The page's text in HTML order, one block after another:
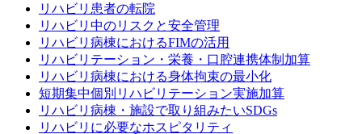
リハビリ患者の転院
リハビリ中のリスクと安全管理
リハビリ病棟におけるFIMの活用
リハビリテーション・栄養・口腔連携体制加算
リハビリ病棟における身体拘束の最小化
短期集中個別リハビリテーション実施加算
リハビリ病棟・施設で取り組みたいSDGs
リハビリに必要なホスピタリティ